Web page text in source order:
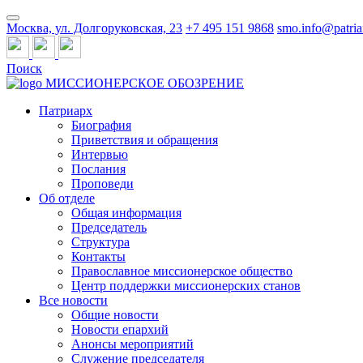
Москва, ул. Долгоруковская, 23 +7 495 151 9868
Поиск
МИССИОНЕРСКОЕ ОБОЗРЕНИЕ
Патриарх
Биография
Приветствия и обращения
Интервью
Послания
Проповеди
Об отделе
Общая информация
Председатель
Структура
Контакты
Православное миссионерское общество
Центр поддержки миссионерских станов
Все новости
Общие новости
Новости епархий
Анонсы мероприятий
Служение председателя